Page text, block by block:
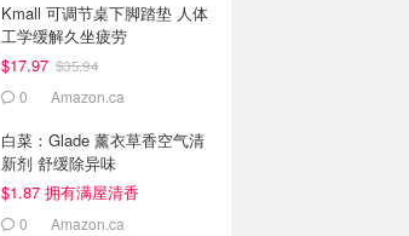
Kmall 可调节桌下脚踏垫 人体
工学缓解久坐疲劳
$17.97 $35.94
0 Amazon.ca
白菜：Glade 薰衣草香空气清
新剂 舒缓除异味
$1.87 拥有满屋清香
0 Amazon.ca